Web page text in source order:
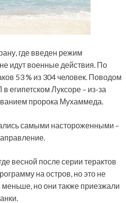
где введен режим
идут военные действия. По
53 % из 304 человек. Поводом
египетском Луксоре – из-за
пророка Мухаммеда.
самыми настороженными –
весной после серии терактов
на остров, но это не
меньше, но они также приезжали